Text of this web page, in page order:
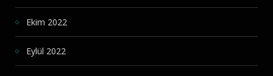
Ekim 2022
Eylül 2022